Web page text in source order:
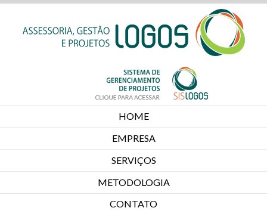
HOME
EMPRESA
SERVIÇOS
METODOLOGIA
CONTATO